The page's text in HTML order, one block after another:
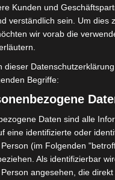
Kostenloser
VM4 NEO
RECHTS
mit
vonIN DEN
VM4 NEO
Kunden und
verständlich sein. Um dies
wir vorab die
dieser
Begriffe:
Daten sind alle
eine identifizierte oder
(im Folgenden
Als identifizierbar
angesehen, die